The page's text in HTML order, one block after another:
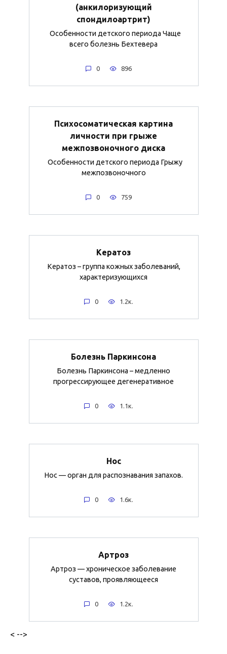
(анкилоризующий
спондилоартрит)
Особенности детского периода Чаще
всего болезнь Бехтевера
0 896
Психосоматическая картина
личности при грыже
межпозвоночного диска
Особенности детского периода Грыжу
межпозвоночного
0 759
Кератоз
Кератоз – группа кожных заболеваний,
характеризующихся
0 1.2к.
Болезнь Паркинсона
Болезнь Паркинсона – медленно
прогрессирующее дегенеративное
0 1.1к.
Нос
Нос — орган для распознавания запахов.
0 1.6к.
Артроз
Артроз — хроническое заболевание
суставов, проявляющееся
0 1.2к.
< -->